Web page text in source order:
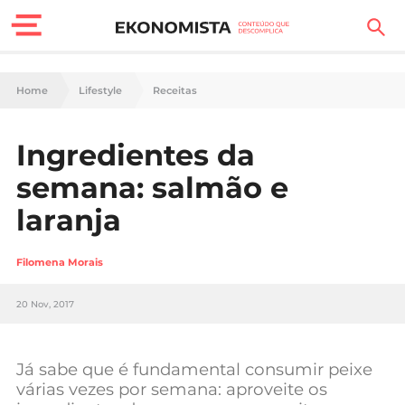
Finanças Pessoais
Carreira
Casa
Lifestyle
Sociedade
Negócios
Home Lifestyle Receitas
Ingredientes da
semana: salmão e
laranja
Filomena Morais
20 Nov, 2017
Já sabe que é fundamental consumir peixe
várias vezes por semana: aproveite os